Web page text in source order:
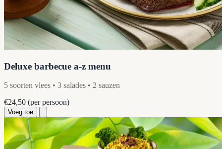
Deluxe barbecue a-z menu
5 soorten vlees • 3 salades • 2 sauzen
€24,50 (per persoon)
Voeg toe